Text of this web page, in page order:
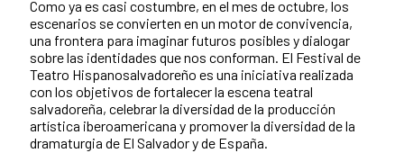
Como ya es casi costumbre, en el mes de octubre, los
escenarios se convierten en un motor de convivencia,
una frontera para imaginar futuros posibles y dialogar
sobre las identidades que nos conforman. El Festival de
Teatro Hispanosalvadoreño es una iniciativa realizada
con los objetivos de fortalecer la escena teatral
salvadoreña, celebrar la diversidad de la producción
artística iberoamericana y promover la diversidad de la
dramaturgia de El Salvador y de España.